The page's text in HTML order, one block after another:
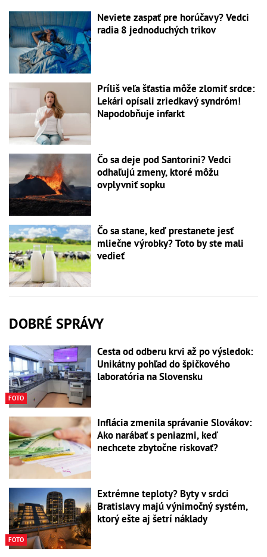
Neviete zaspať pre horúčavy? Vedci
radia 8 jednoduchých trikov
Príliš veľa šťastia môže zlomiť srdce:
Lekári opísali zriedkavý syndróm!
Napodobňuje infarkt
Čo sa deje pod Santorini? Vedci
odhaľujú zmeny, ktoré môžu
ovplyvniť sopku
Čo sa stane, keď prestanete jesť
mliečne výrobky? Toto by ste mali
vedieť
DOBRÉ SPRÁVY
FOTO
Cesta od odberu krvi až po výsledok:
Unikátny pohľad do špičkového
laboratória na Slovensku
Inflácia zmenila správanie Slovákov:
Ako narábať s peniazmi, keď
nechcete zbytočne riskovať?
FOTO
Extrémne teploty? Byty v srdci
Bratislavy majú výnimočný systém,
ktorý ešte aj šetrí náklady